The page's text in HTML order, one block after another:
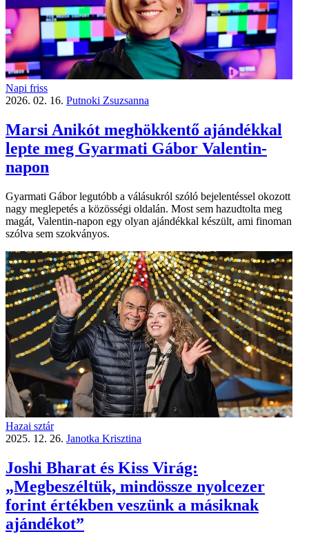
Napi friss
2026. 02. 16. Putnoki Zsuzsanna
Marsi Anikót meghökkentő ajándékkal
lepte meg Gyarmati Gábor Valentin-
napon
Gyarmati Gábor legutóbb a válásukról szóló bejelentéssel okozott
nagy meglepetés a közösségi oldalán. Most sem hazudtolta meg
magát, Valentin-napon egy olyan ajándékkal készült, ami finoman
szólva sem szokványos.
Hazai sztár
2025. 12. 26. Janotka Krisztina
Joshi Bharat és Kiss Virág:
„Megbeszéltük, mindössze nyolcezer
forint értékben veszünk a másiknak
ajándékot”